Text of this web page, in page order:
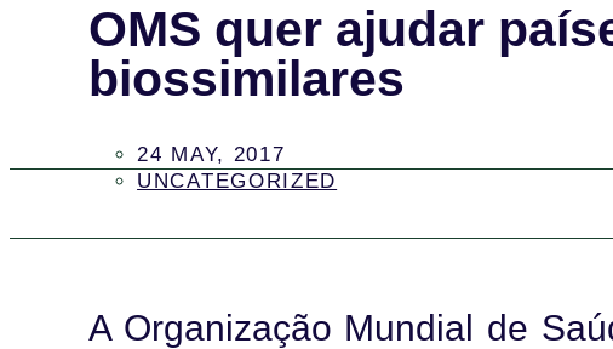
OMS quer ajudar
biossimilares
24 MAY, 2017
UNCATEGORIZED
A Organização Mundial de